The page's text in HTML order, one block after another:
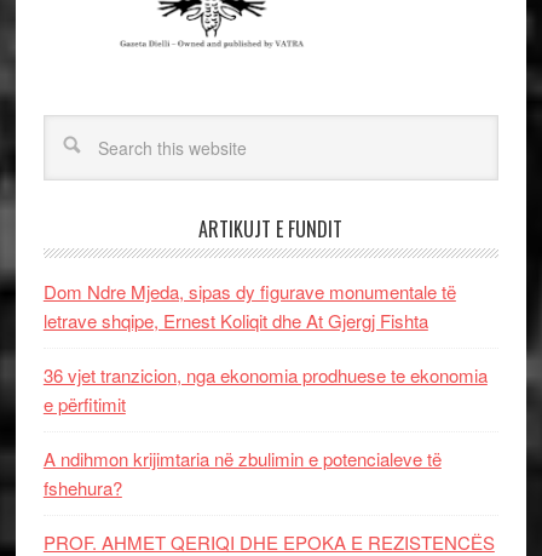
ARTIKUJT E FUNDIT
Dom Ndre Mjeda, sipas dy figurave monumentale të
letrave shqipe, Ernest Koliqit dhe At Gjergj Fishta
36 vjet tranzicion, nga ekonomia prodhuese te ekonomia
e përfitimit
A ndihmon krijimtaria në zbulimin e potencialeve të
fshehura?
PROF. AHMET QERIQI DHE EPOKA E REZISTENCЁS